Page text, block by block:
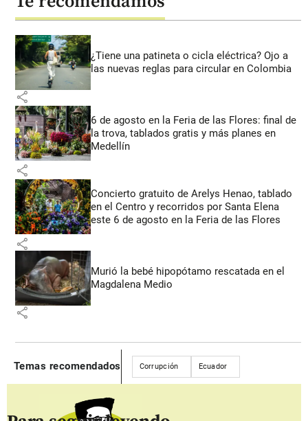
¿Tiene una patineta o cicla eléctrica? Ojo a
las nuevas reglas para circular en Colombia
share
6 de agosto en la Feria de las Flores: final de
la trova, tablados gratis y más planes en
Medellín
share
Concierto gratuito de Arelys Henao, tablado
en el Centro y recorridos por Santa Elena
este 6 de agosto en la Feria de las Flores
share
Murió la bebé hipopótamo rescatada en el
Magdalena Medio
share
Temas recomendados Corrupción Ecuador